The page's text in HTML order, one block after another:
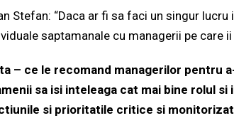
Stefan: “Daca ar fi sa faci un singur
saptamanale cu managerii pe care
– ce le recomand managerilor pentru
sa isi inteleaga cat mai bine rolul
si prioritatile critice si